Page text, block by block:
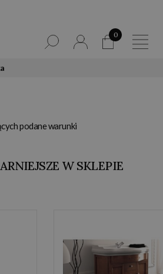
0
podane warunki
W SKLEPIE